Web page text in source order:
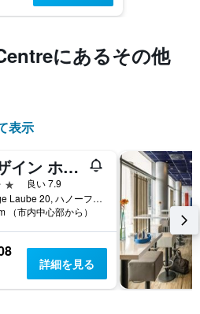
にあるその他
表示
デザイン ホテル ウィーガント
良い 7.9
Lange Laube 20, ハノーファー, ニーダーザクセン, ドイツ
（市内中心部から）
詳細を見る